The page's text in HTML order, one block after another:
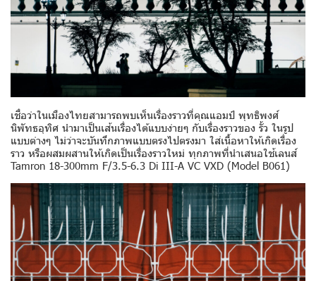
เชื่อว่าในเมืองไทยสามารถพบเห็นเรื่องราวที่คุณแอมป์ พุทธิพงศ์
นิพัทธอุทิศ นำมาเป็นเส้นเรื่องได้แบบง่ายๆ กับเรื่องราวของ รั้ว ในรูป
แบบต่างๆ ไม่ว่าจะบันทึกภาพแบบตรงไปตรงมา ใส่เนื้อหาให้เกิดเรื่อง
ราว หรือผสมผสานให้เกิดเป็นเรื่องราวใหม่ ทุกภาพที่นำเสนอใช้เลนส์
Tamron 18-300mm F/3.5-6.3 Di III-A VC VXD (Model B061)